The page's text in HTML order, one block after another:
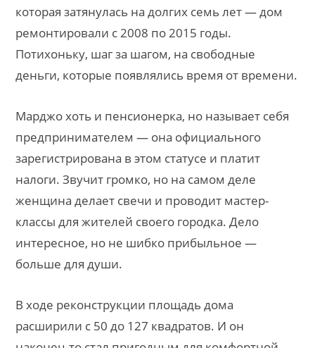
которая затянулась на долгих семь лет — дом
ремонтировали с 2008 по 2015 годы.
Потихоньку, шаг за шагом, на свободные
деньги, которые появлялись время от времени.
Марджо хоть и пенсионерка, но называет себя
предпринимателем — она официального
зарегистрирована в этом статусе и платит
налоги. Звучит громко, но на самом деле
женщина делает свечи и проводит мастер-
классы для жителей своего городка. Дело
интересное, но не шибко прибыльное —
больше для души.
В ходе реконструкции площадь дома
расширили с 50 до 127 квадратов. И он